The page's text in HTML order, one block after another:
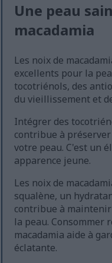
Une peau
macadamia
Les noix de
excellents pour la
tocotriénols, des
du vieillissement et
Intégrer des
contribue à
votre peau. C'est un
apparence jeune.
Les noix de
squalène, un
contribue à
la peau. Consommer
macadamia aide à
éclatante.